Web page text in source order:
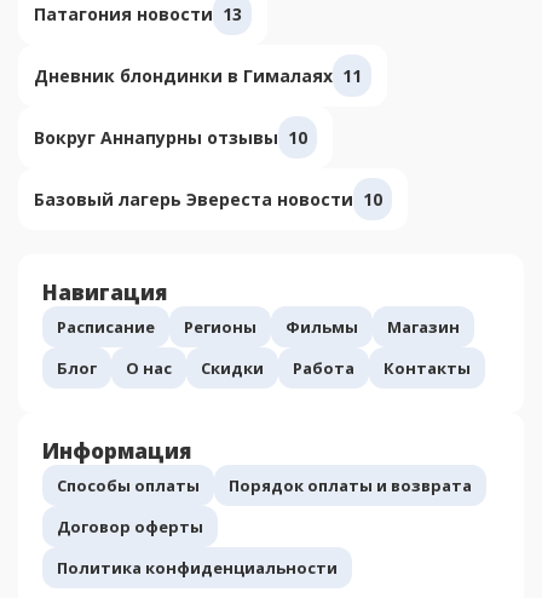
Патагония новости 13
Дневник блондинки в Гималаях 11
Вокруг Аннапурны отзывы 10
Базовый лагерь Эвереста новости 10
Навигация
Расписание Регионы Фильмы
Магазин
Блог
О нас Скидки Работа Контакты
Информация
Способы оплаты
Порядок оплаты и возврата
Договор оферты
Политика конфиденциальности